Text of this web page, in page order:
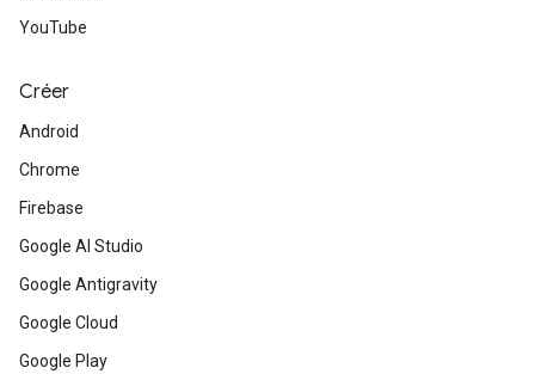
YouTube
Créer
Android
Chrome
Firebase
Google AI Studio
Google Antigravity
Google Cloud
Google Play